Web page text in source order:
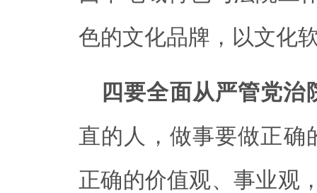
色的文化品牌，以文化
四要全面从严管党
直的人，做事要做正确
正确的价值观、事业观